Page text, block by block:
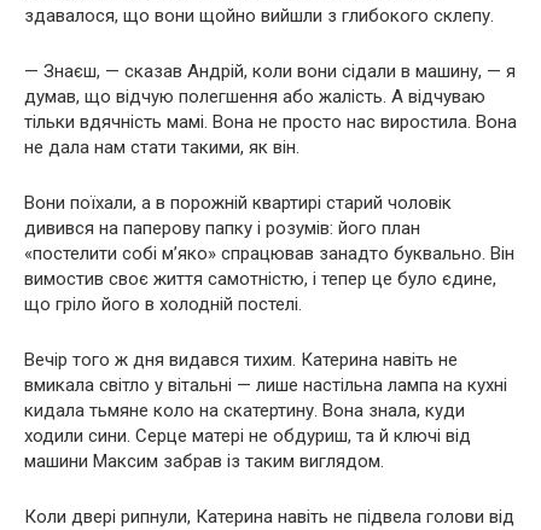
здавалося, що вони щойно вийшли з глибокого склепу.
— Знаєш, — сказав Андрій, коли вони сідали в машину, — я
думав, що відчую полегшення або жалість. А відчуваю
тільки вдячність мамі. Вона не просто нас виростила. Вона
не дала нам стати такими, як він.
Вони поїхали, а в порожній квартирі старий чоловік
дивився на паперову папку і розумів: його план
«постелити собі м’яко» спрацював занадто буквально. Він
вимостив своє життя самотністю, і тепер це було єдине,
що гріло його в холодній постелі.
Вечір того ж дня видався тихим. Катерина навіть не
вмикала світло у вітальні — лише настільна лампа на кухні
кидала тьмяне коло на скатертину. Вона знала, куди
ходили сини. Серце матері не обдуриш, та й ключі від
машини Максим забрав із таким виглядом.
Коли двері рипнули, Катерина навіть не підвела голови від